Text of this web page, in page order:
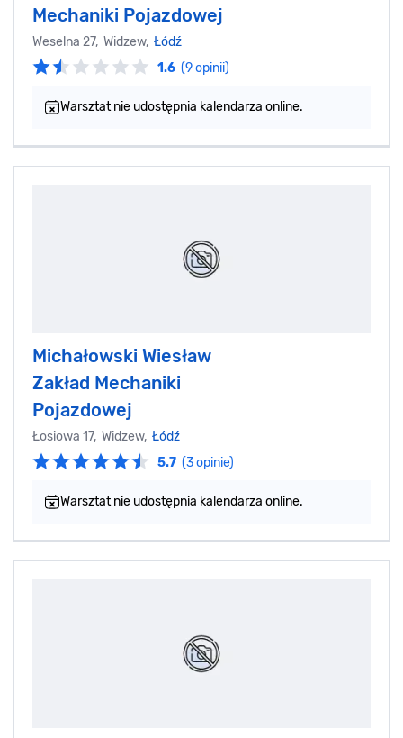
Mechaniki Pojazdowej
Weselna 27, Widzew, Łódź
1.6 (9 opinii)
Warsztat nie udostępnia kalendarza online.
Michałowski Wiesław
Zakład Mechaniki
Pojazdowej
Łosiowa 17, Widzew, Łódź
5.7 (3 opinie)
Warsztat nie udostępnia kalendarza online.